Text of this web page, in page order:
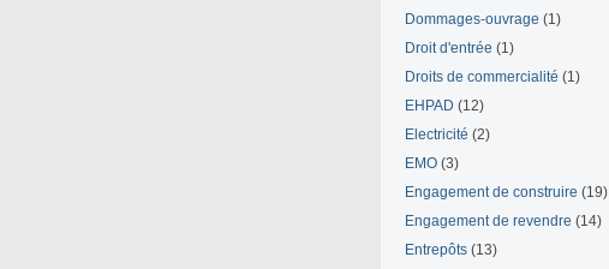
Dommages-ouvrage (1)
Droit d'entrée (1)
Droits de commercialité (1)
EHPAD (12)
Electricité (2)
EMO (3)
Engagement de construire (19)
Engagement de revendre (14)
Entrepôts (13)